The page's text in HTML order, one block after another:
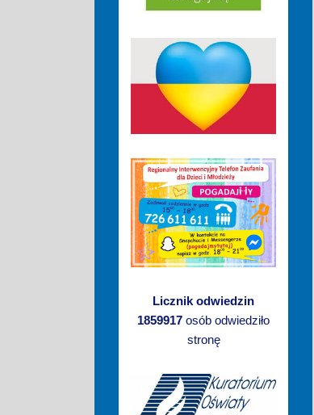
Licznik odwiedzin
1859917 osób odwiedziło
stronę